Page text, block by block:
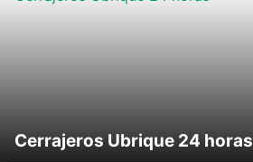
Cerrajeros Ubrique 24 horas